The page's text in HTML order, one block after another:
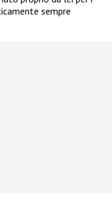
sempre